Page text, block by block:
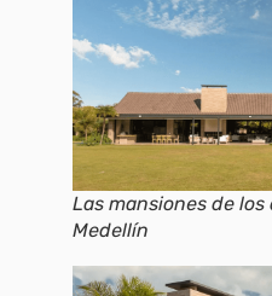
Las mansiones de
Medellín